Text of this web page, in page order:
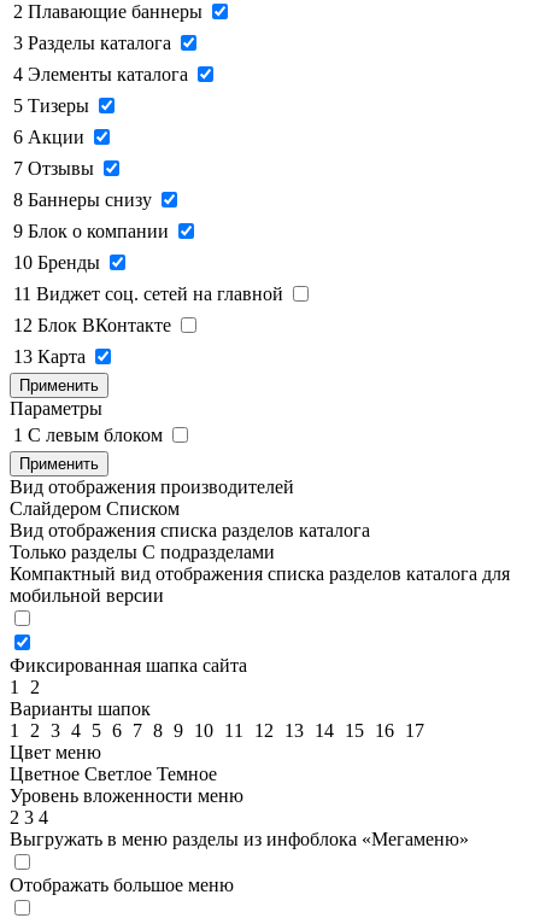
2 Плавающие баннеры
3 Разделы каталога
4 Элементы каталога
5 Тизеры
6 Акции
7 Отзывы
8 Баннеры снизу
9 Блок о компании
10 Бренды
11 Виджет соц. сетей на главной
12 Блок ВКонтакте
13 Карта
Применить
Параметры
1 C левым блоком
Применить
Вид отображения производителей
Слайдером Списком
Вид отображения списка разделов каталога
Только разделы С подразделами
Компактный вид отображения списка разделов каталога для
мобильной версии
Фиксированная шапка сайта
1
2
Варианты шапок
1
2 3 4 5 6 7 8 9 10 11 12 13 14 15 16 17
Цвет меню
Цветное Светлое Темное
Уровень вложенности меню
2 3 4
Выгружать в меню разделы из инфоблока «Мегаменю»
Отображать большое меню